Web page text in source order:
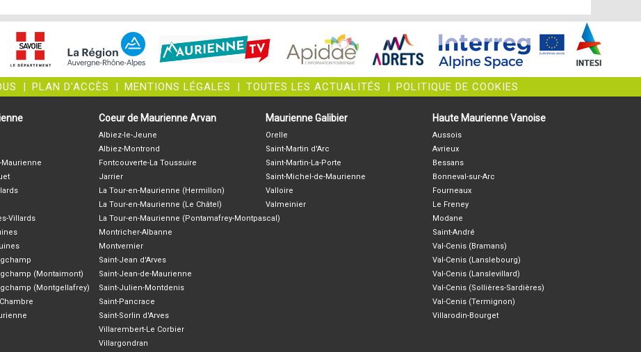
PLAN D'ACCÈS MENTIONS LÉGALES TOUTES LES ACTUALITÉS POLITIQUE DE COOKIES
Maurienne
Villards
(Montaimont)
(Montgellafrey)
Coeur de Maurienne Arvan
Albiez-le-Jeune
Albiez-Montrond
Fontcouverte-La Toussuire
Jarrier
La Tour-en-Maurienne (Hermillon)
La Tour-en-Maurienne (Le Châtel)
La Tour-en-Maurienne (Pontamafrey-Montpascal)
Montricher-Albanne
Montvernier
Saint-Jean d'Arves
Saint-Jean-de-Maurienne
Saint-Julien-Montdenis
Saint-Pancrace
Saint-Sorlin d'Arves
Villarembert-Le Corbier
Villargondran
Maurienne Galibier
Orelle
Saint-Martin d'Arc
Saint-Martin-La-Porte
Saint-Michel-de-Maurienne
Valloire
Valmeinier
Haute Maurienne Vanoise
Aussois
Avrieux
Bessans
Bonneval-sur-Arc
Fourneaux
Le Freney
Modane
Saint-André
Val-Cenis (Bramans)
Val-Cenis (Lanslebourg)
Val-Cenis (Lanslevillard)
Val-Cenis (Sollières-Sardières)
Val-Cenis (Termignon)
Villarodin-Bourget